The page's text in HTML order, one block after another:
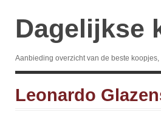
Dagelijkse
Aanbieding overzicht van de beste
Leonardo